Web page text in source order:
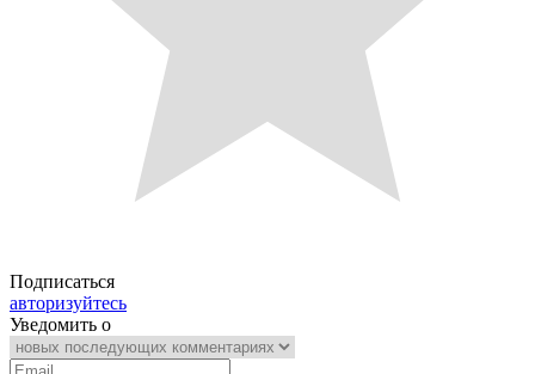
Подписаться
авторизуйтесь
Уведомить о